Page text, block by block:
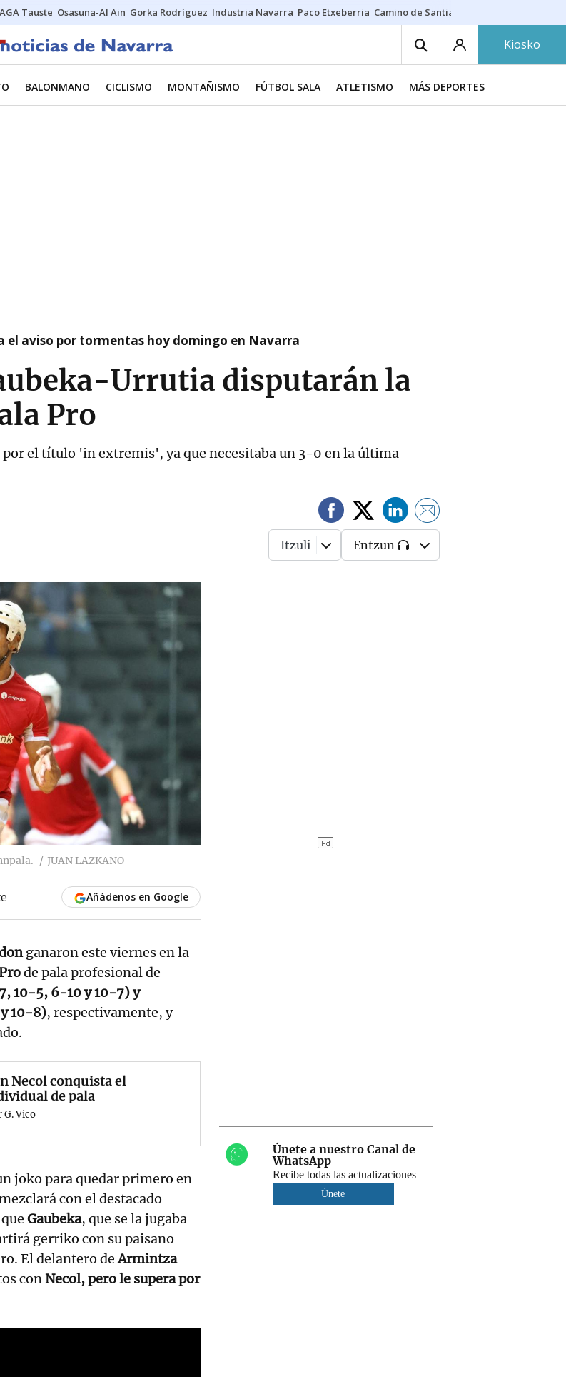
Tauste Osasuna-Al Ain Gorka Rodríguez Industria Navarra Paco Etxeberria Camino de Santiago
Kiosko
BALONMANO CICLISMO MONTAÑISMO FÚTBOL SALA ATLETISMO MÁS DEPORTES
el aviso por tormentas hoy domingo en Navarra
Urrutia disputarán la
Pro
el título 'in extremis', ya que necesitaba un 3-0 en la última
Itzuli Entzun
JUAN LAZKANO
Añádenos en Google
ganaron este viernes en la
de pala profesional de
10-5, 6-10 y 10-7) y
10-8), respectivamente, y
Necol conquista el
de pala
G. Vico
joko para quedar primero en
con el destacado
Gaubeka, que se la jugaba
gerriko con su paisano
El delantero deArmintza
con Necol, pero le supera por
Únete a nuestro Canal de
WhatsApp
Recibe todas las actualizaciones
Únete